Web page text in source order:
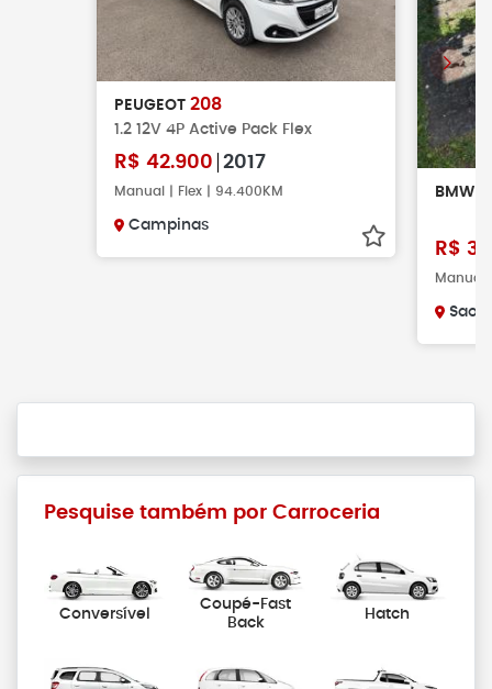
PEUGEOT 208
1.2 12V 4P Active Pack Flex
R$ 42.900 2017
Manual | Flex | 94.400KM
Campinas
BMW
R$
Manual
Sao
Pesquise também por Carroceria
Conversível
Coupé-Fast
Back
Hatch